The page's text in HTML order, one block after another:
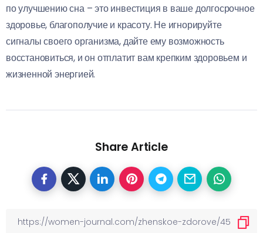
по улучшению сна – это инвестиция в ваше долгосрочное
здоровье, благополучие и красоту. Не игнорируйте
сигналы своего организма, дайте ему возможность
восстановиться, и он отплатит вам крепким здоровьем и
жизненной энергией.
Share Article